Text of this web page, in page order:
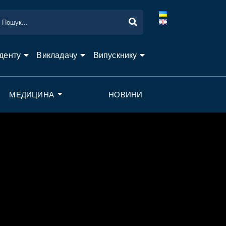
Викладачу Випускнику
МЕДИЦИНА НОВИНИ